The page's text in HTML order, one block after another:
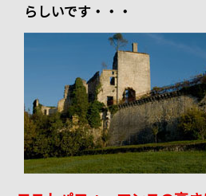
らしいです・・・